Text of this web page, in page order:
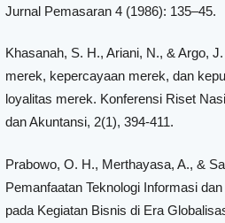
Jurnal Pemasaran 4 (1986): 135–45.
Khasanah, S. H., Ariani, N., & Argo,
merek, kepercayaan merek, dan
loyalitas merek. Konferensi Riset
dan Akuntansi, 2(1), 394-411.
Prabowo, O. H., Merthayasa, A., &
Pemanfaatan Teknologi Informasi
pada Kegiatan Bisnis di Era